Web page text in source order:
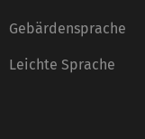
Gebärdensprache
Leichte Sprache